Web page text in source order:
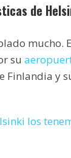
de
mucho.
su
Finlandia y
los